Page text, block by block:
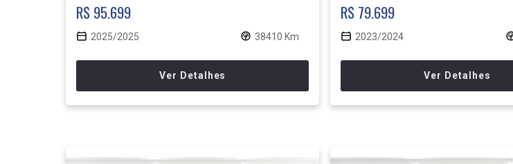
R$ 95.699
2025/2025 38410 Km
Ver Detalhes
R$ 79.699
2023/2024
Ver Detalhes